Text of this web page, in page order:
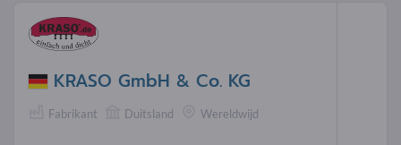
KRASO GmbH & Co. KG
Fabrikant Duitsland Wereldwijd